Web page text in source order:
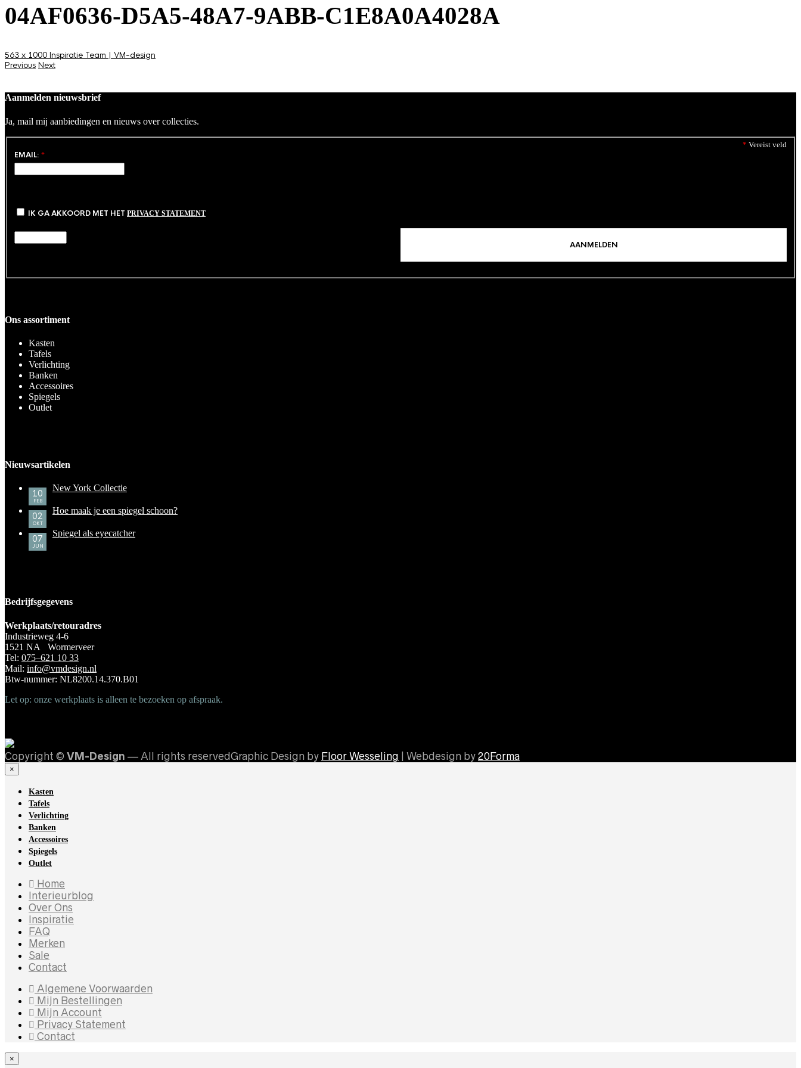
04AF0636-D5A5-48A7-9ABB-C1E8A0A4028A
563 x 1000 Inspiratie Team | VM-design
Previous Next
Aanmelden nieuwsbrief
Ja, mail mij aanbiedingen en nieuws over collecties.
* Vereist veld
EMAIL: *
IK GA AKKOORD MET HET PRIVACY STATEMENT
Ons assortiment
Kasten
Tafels
Verlichting
Banken
Accessoires
Spiegels
Outlet
Nieuwsartikelen
10
FEB
New York Collectie
02
OKT
Hoe maak je een spiegel schoon?
07
JUN
Spiegel als eyecatcher
Bedrijfsgegevens
Werkplaats/retouradres
Industrieweg 4-6
1521 NA Wormerveer
Tel: 075–621 10 33
Mail: info@vmdesign.nl
Btw-nummer: NL8200.14.370.B01
Let op: onze werkplaats is alleen te bezoeken op afspraak.
Copyright © VM-Design — All rights reservedGraphic Design by Floor Wesseling | Webdesign by 20Forma
×
Kasten
Tafels
Verlichting
Banken
Accessoires
Spiegels
Outlet
Home
Interieurblog
Over Ons
Inspiratie
FAQ
Merken
Sale
Contact
Algemene Voorwaarden
Mijn Bestellingen
Mijn Account
Privacy Statement
Contact
×